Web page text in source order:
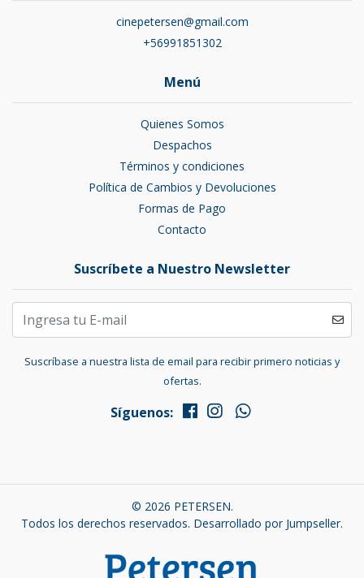
cinepetersen@gmail.com
+56991851302
Menú
Quienes Somos
Despachos
Términos y condiciones
Política de Cambios y Devoluciones
Formas de Pago
Contacto
Suscríbete a Nuestro Newsletter
Suscríbase a nuestra lista de email para recibir primero noticias y
ofertas.
Síguenos:
© 2026 PETERSEN.
Todos los derechos reservados. Desarrollado por Jumpseller.